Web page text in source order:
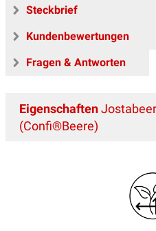
Steckbrief
Kundenbewertungen
Fragen & Antworten
Eigenschaften
(Confi®Beere)